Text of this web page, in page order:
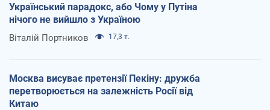
Український парадокс, або Чому у Путіна
нічого не вийшло з Україною
Віталій Портников 17,3 т.
Москва висуває претензії Пекіну: дружба
перетворюється на залежність Росії від
Китаю